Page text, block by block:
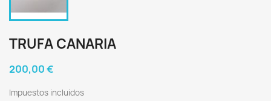
TRUFA CANARIA
200,00 €
Impuestos incluidos